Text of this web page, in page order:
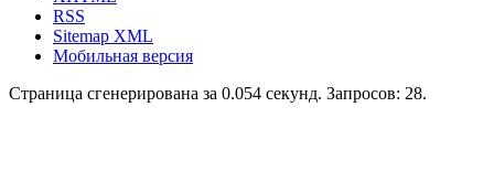
RSS
Sitemap XML
Мобильная версия
Страница сгенерирована за 0.054 секунд. Запросов: 28.